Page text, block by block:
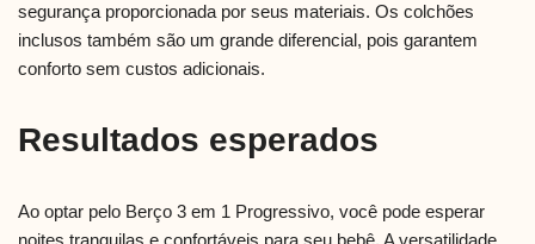
segurança proporcionada por seus materiais. Os colchões
inclusos também são um grande diferencial, pois garantem
conforto sem custos adicionais.
Resultados esperados
Ao optar pelo Berço 3 em 1 Progressivo, você pode esperar
noites tranquilas e confortáveis para seu bebê. A versatilidade